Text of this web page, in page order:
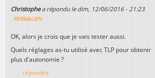
Christophea répondu le dim, 12/06/2016 - 21:23
PERMALIEN
OK, alors je crois que je vais tester aussi.
Quels réglages as-tu utilisé avec TLP pour obtenir
plus d'autonomie ?
répondre